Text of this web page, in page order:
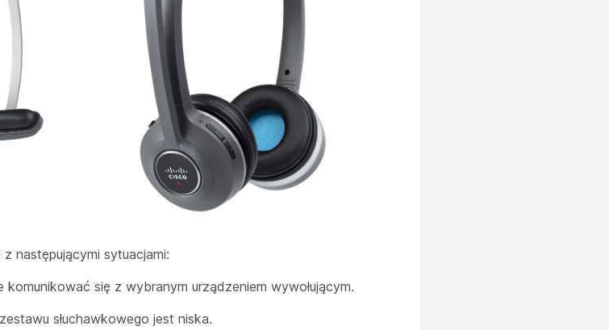
następującymi sytuacjami:
komunikować się z wybranym urządzeniem wywołującym.
słuchawkowego jest niska.